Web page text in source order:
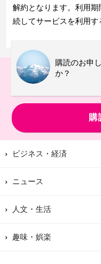
解約となります。利用
続してサービスを利用す
購読のお申
か？
購
ビジネス・経済
ニュース
人文・生活
趣味・娯楽